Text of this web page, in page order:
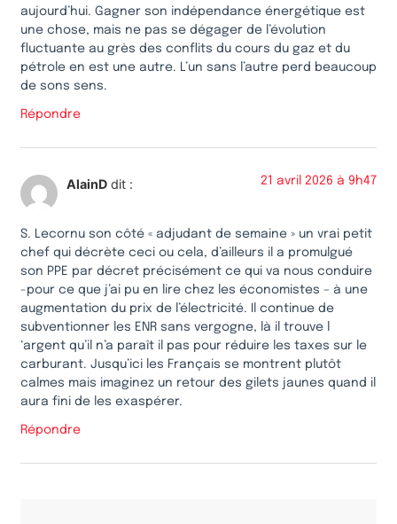
aujourd’hui. Gagner son indépendance énergétique est
une chose, mais ne pas se dégager de l’évolution
fluctuante au grès des conflits du cours du gaz et du
pétrole en est une autre. L’un sans l’autre perd beaucoup
de sons sens.
Répondre
AlainD dit : 21 avril 2026 à 9h47
S. Lecornu son côté « adjudant de semaine » un vrai petit
chef qui décrète ceci ou cela, d’ailleurs il a promulgué
son PPE par décret précisément ce qui va nous conduire
-pour ce que j’ai pu en lire chez les économistes – à une
augmentation du prix de l’électricité. Il continue de
subventionner les ENR sans vergogne, là il trouve l
‘argent qu’il n’a paraît il pas pour réduire les taxes sur le
carburant. Jusqu’ici les Français se montrent plutôt
calmes mais imaginez un retour des gilets jaunes quand il
aura fini de les exaspérer.
Répondre